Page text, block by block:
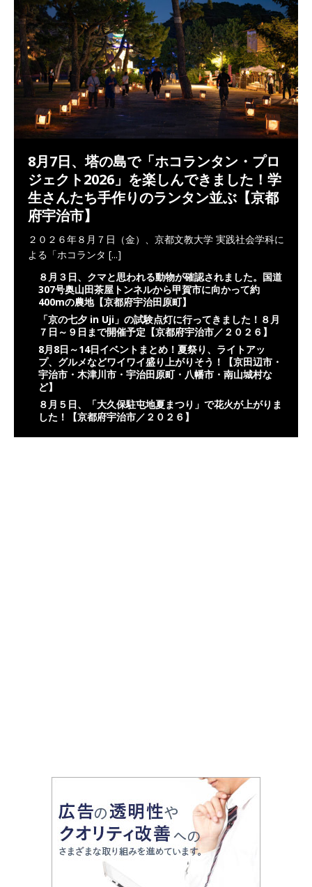
8月7日、塔の島で「ホコランタン・プロ
ジェクト2026」を楽しんできました！学
生さんたち手作りのランタン並ぶ【京都
府宇治市】
２０２６年８月７日（金）、京都文教大学 実践社会学科に
よる「ホコランタ [...]
８月３日、クマと思われる動物が確認されました。国道
307号奥山田茶屋トンネルから甲賀市に向かって約
400mの農地【京都府宇治田原町】
「京の七夕 in Uji」の試験点灯に行ってきました！８月
７日～９日まで開催予定【京都府宇治市／２０２６】
8月8日～14日イベントまとめ！夏祭り、ライトアッ
プ、グルメなどワイワイ盛り上がりそう！【京田辺市・
宇治市・木津川市・宇治田原町・八幡市・南山城村な
ど】
８月５日、「大久保駐屯地夏まつり」で花火が上がりま
した！【京都府宇治市／２０２６】